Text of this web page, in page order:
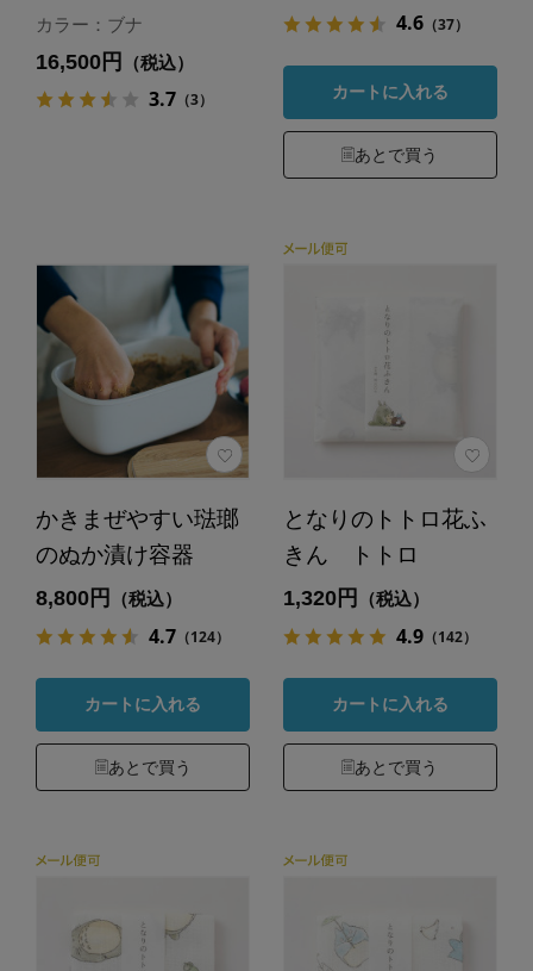
カラー：ブナ
16,500円 （税込）
3.7（3）
4.6（37）
カートに入れる
あとで買う
かきまぜやすい琺瑯
のぬか漬け容器
8,800円 （税込）
4.7（124）
カートに入れる
あとで買う
となりのトトロ花ふ
きん トトロ
1,320円 （税込）
4.9（142）
カートに入れる
あとで買う